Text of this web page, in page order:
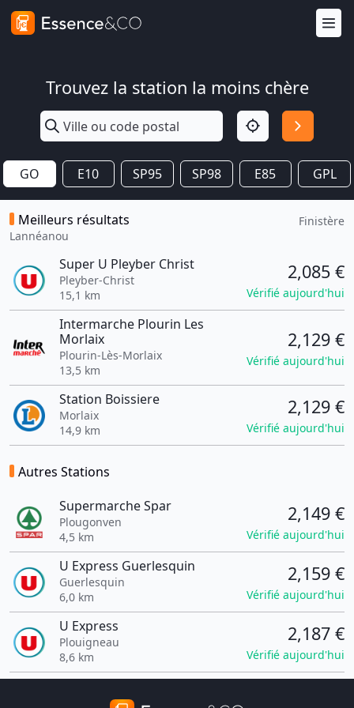
Trouvez la station la moins chère
GO E10 SP95 SP98 E85 GPL
Meilleurs résultats
Lannéanou
Finistère
Super U Pleyber Christ
Pleyber-Christ
15,1 km
2,085 €
Vérifié aujourd'hui
Intermarche Plourin Les
Morlaix
Plourin-Lès-Morlaix
13,5 km
2,129 €
Vérifié aujourd'hui
Station Boissiere
Morlaix
14,9 km
2,129 €
Vérifié aujourd'hui
Autres Stations
Supermarche Spar
Plougonven
4,5 km
2,149 €
Vérifié aujourd'hui
U Express Guerlesquin
Guerlesquin
6,0 km
2,159 €
Vérifié aujourd'hui
U Express
Plouigneau
8,6 km
2,187 €
Vérifié aujourd'hui